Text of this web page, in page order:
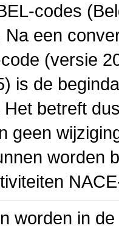
codes
Na een
(versie
is de
betreft
geen
worden
worden in